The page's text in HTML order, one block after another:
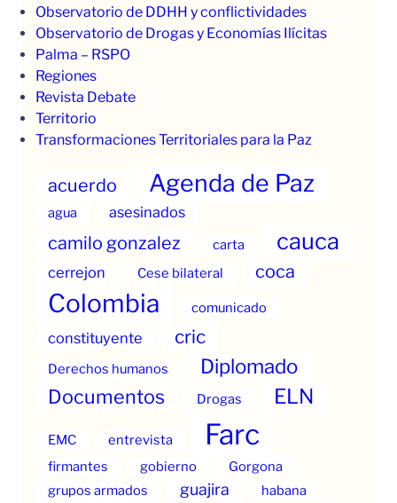
Observatorio de DDHH y conflictividades
Observatorio de Drogas y Economías Ilícitas
Palma – RSPO
Regiones
Revista Debate
Territorio
Transformaciones Territoriales para la Paz
acuerdo Agenda de Paz
agua asesinados
camilo gonzalez carta cauca
cerrejon Cese bilateral coca
Colombia comunicado
constituyente cric
Derechos humanos Diplomado
Documentos Drogas ELN
EMC entrevista Farc
firmantes gobierno
Gorgona
grupos armados
guajira habana